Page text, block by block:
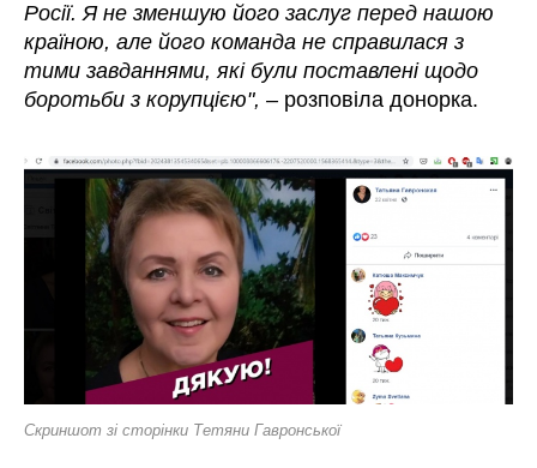
Росії. Я не зменшую його заслуг перед нашою
країною, але його команда не справилася з
тими завданнями, які були поставлені щодо
боротьби з корупцією", – розповіла донорка.
Скриншот зі сторінки Тетяни Гавронської